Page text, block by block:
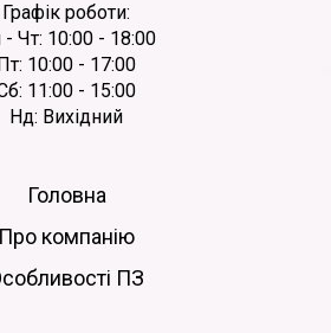
Графік роботи:
- Чт: 10:00 - 18:00
Пт: 10:00 - 17:00
11:00 - 15:00
Нд: Вихідний
Головна
Про компанію
ПЗ